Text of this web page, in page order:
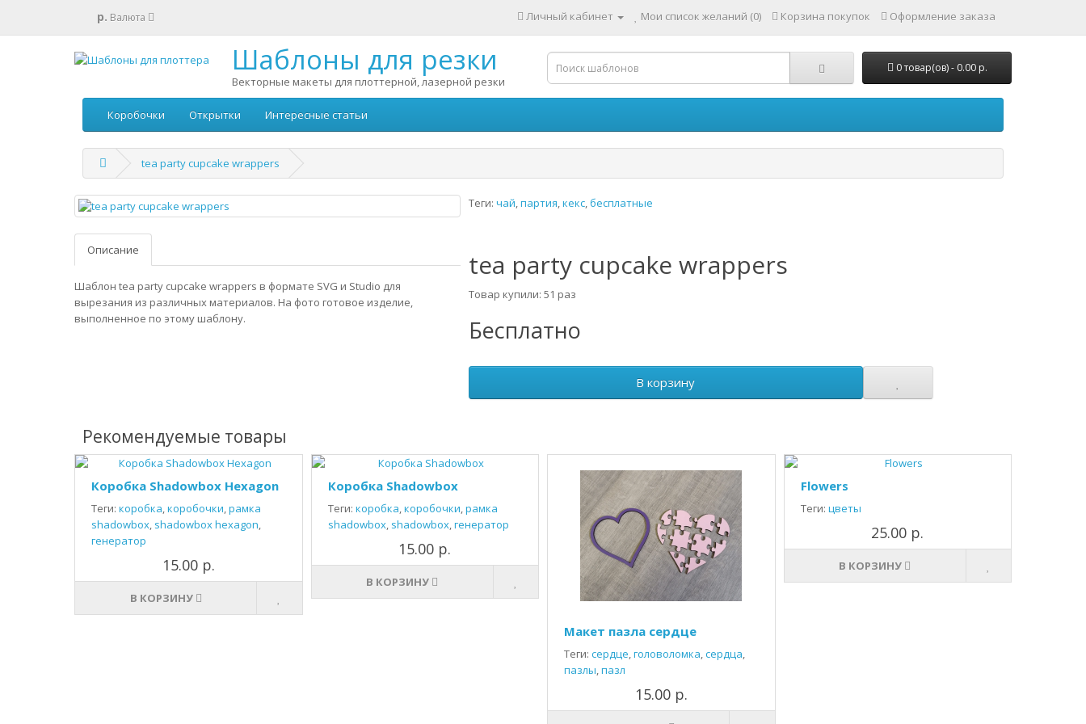
р. Валюта Личный кабинет Мои список желаний (0) Корзина покупок Оформление заказа
Шаблоны для резки
Векторные макеты для плоттерной, лазерной резки
0 товар(ов) - 0.00 р.
Коробочки Открытки Интересные статьи
tea party cupcake wrappers
Описание
Шаблон tea party cupcake wrappers в формате SVG и Studio для
вырезания из различных материалов. На фото готовое изделие,
выполненное по этому шаблону.
Теги: чай,партия,кекс,бесплатные
tea party cupcake wrappers
Товар купили: 51 раз
Бесплатно
В корзину
Рекомендуемые товары
Коробка Shadowbox Hexagon
Теги: коробка,коробочки,рамка
shadowbox, shadowbox hexagon,
генератор
15.00 р.
В КОРЗИНУ
Коробка Shadowbox
Теги: коробка,коробочки,рамка
shadowbox, shadowbox,генератор
15.00 р.
В КОРЗИНУ
Макет пазла сердце
Теги: сердце,головоломка,сердца,
пазлы,пазл
15.00 р.
Flowers
Теги: цветы
25.00 р.
В КОРЗИНУ